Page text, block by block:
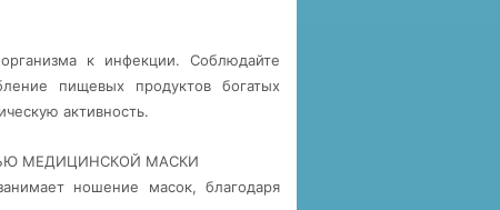
к инфекции. Соблюдайте
пищевых продуктов богатых
активность.
МЕДИЦИНСКОЙ МАСКИ
ношение масок, благодаря